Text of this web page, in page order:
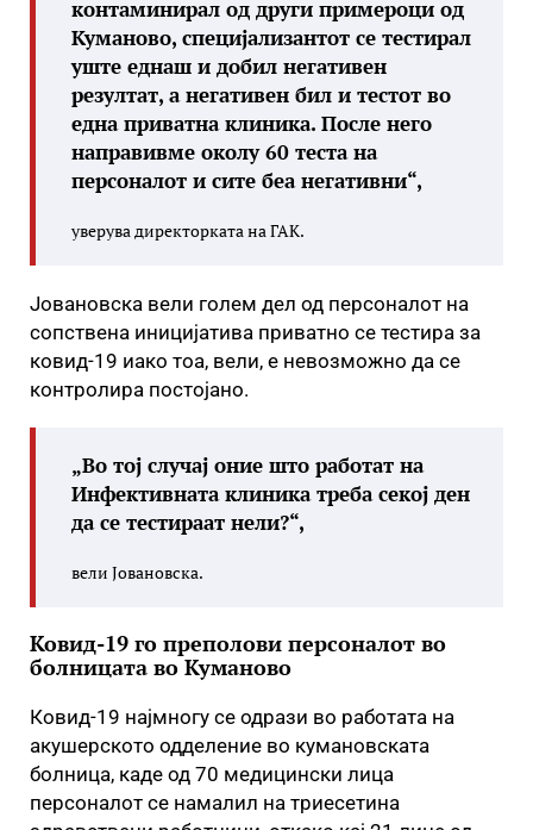
контаминирал од други примероци од
Куманово, специјализантот се тестирал
уште еднаш и добил негативен
резултат, а негативен бил и тестот во
една приватна клиника. После него
направивме околу 60 теста на
персоналот и сите беа негативни“,
уверува директорката на ГАК.
Јовановска вели голем дел од персоналот на
сопствена иницијатива приватно се тестира за
ковид-19 иако тоа, вели, е невозможно да се
контролира постојано.
„Во тој случај оние што работат на
Инфективната клиника треба секој ден
да се тестираат нели?“,
вели Јовановска.
Ковид-19 го преполови персоналот во
болницата во Куманово
Ковид-19 најмногу се одрази во работата на
акушерското одделение во кумановската
болница, каде од 70 медицински лица
персоналот се намалил на триесетина